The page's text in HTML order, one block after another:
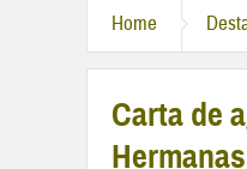
Home
Carta de
Hermanas